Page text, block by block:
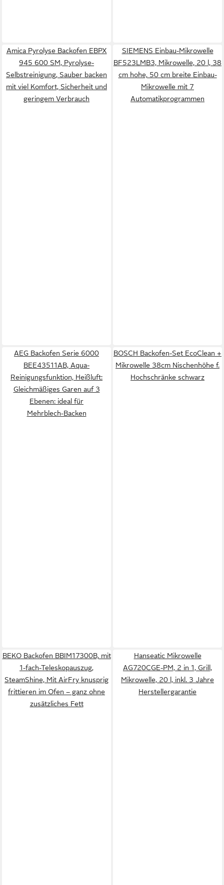
Amica Pyrolyse Backofen EBPX
945 600 SM, Pyrolyse-
Selbstreinigung, Sauber backen
mit viel Komfort, Sicherheit und
geringem Verbrauch
SIEMENS Einbau-Mikrowelle
BF523LMB3, Mikrowelle, 20 l, 38
cm hohe, 50 cm breite Einbau-
Mikrowelle mit 7
Automatikprogrammen
AEG Backofen Serie 6000
BEE43511AB, Aqua-
Reinigungsfunktion, Heißluft:
Gleichmäßiges Garen auf 3
Ebenen: ideal für
Mehrblech‑Backen
BOSCH Backofen-Set EcoClean +
Mikrowelle 38cm Nischenhöhe f.
Hochschränke schwarz
BEKO Backofen BBIM17300B, mit
1-fach-Teleskopauszug,
SteamShine, Mit AirFry knusprig
frittieren im Ofen – ganz ohne
zusätzliches Fett
Hanseatic Mikrowelle
AG720CGE-PM, 2 in 1, Grill,
Mikrowelle, 20 l, inkl. 3 Jahre
Herstellergarantie